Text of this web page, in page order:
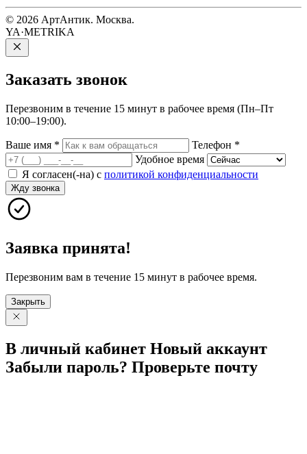
© 2026 АртАнтик. Москва.
YA·METRIKA
Заказать звонок
Перезвоним в течение 15 минут в рабочее время (Пн–Пт
10:00–19:00).
Ваше имя * Телефон *
Удобное время
Я согласен(-на) с политикой конфиденциальности
Жду звонка
Заявка принята!
Перезвоним вам в течение 15 минут в рабочее время.
Закрыть
В личный кабинет Новый аккаунт
Забыли пароль? Проверьте почту